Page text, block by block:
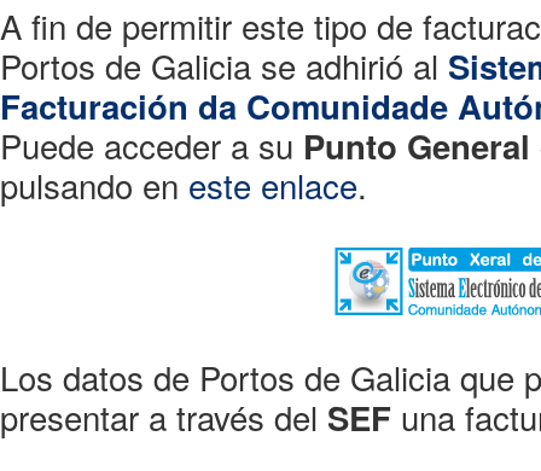
A fin de permitir este tipo de
Portos de Galicia se adhirió al
Facturación da Comunidade
Puede acceder a su Punto
pulsando en este enlace.
Los datos de Portos de Galicia que
presentar a través del SEF una